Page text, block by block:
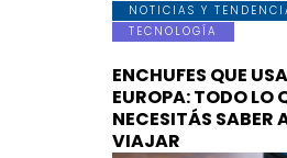
NOTICIAS Y
TECNOLOGÍA
ENCHUFES QUE
EUROPA: TODO LO
NECESITÁS SABER
VIAJAR